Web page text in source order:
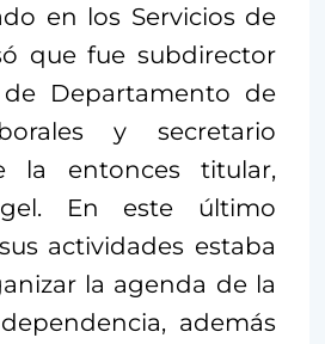
en los Servicios de
que fue subdirector
Departamento de
y secretario
la entonces titular,
En este último
actividades estaba
la agenda de la
además